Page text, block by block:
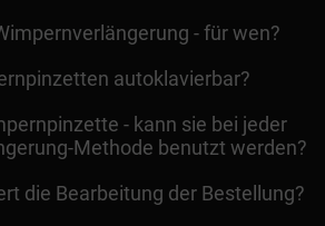
- für wen?
autoklavierbar?
- kann sie bei jeder
Methode benutzt werden?
die Bearbeitung der Bestellung?